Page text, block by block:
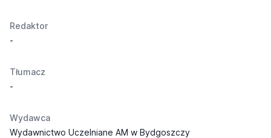
Redaktor
-
Tłumacz
-
Wydawca
Wydawnictwo Uczelniane AM w Bydgoszczy